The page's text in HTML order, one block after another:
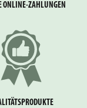
ONLINE-ZAHLUNGEN